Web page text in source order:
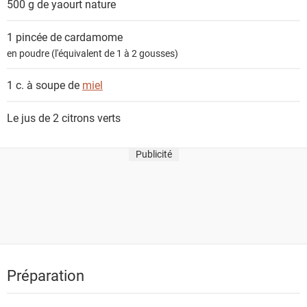
s
500 g deyaourt nature
1 pincée decardamome
en poudre (l'équivalent de 1 à 2 gousses)
1 c. à soupe de miel
Le jus de 2 citrons verts
Publicité
Préparation